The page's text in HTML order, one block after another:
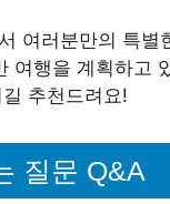
여러분만의 특별
여행을 계획하고
추천드려요!
질문 Q&A